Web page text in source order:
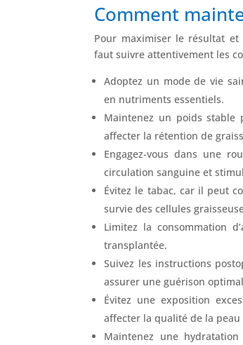
Comment
Pour maximiser le résultat et
faut suivre attentivement les
Adoptez un mode de vie
en nutriments essentiels.
Maintenez un poids stable
affecter la rétention de
Engagez-vous dans une
circulation sanguine et
Évitez le tabac, car il peut
survie des cellules
Limitez la consommation
transplantée.
Suivez les instructions
assurer une guérison
Évitez une exposition
affecter la qualité de la peau
Maintenez une